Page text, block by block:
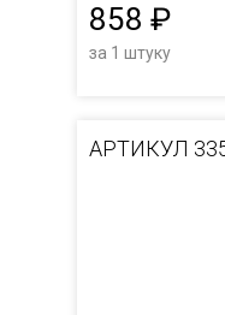
858 ₽
за 1 штуку
АРТИКУЛ